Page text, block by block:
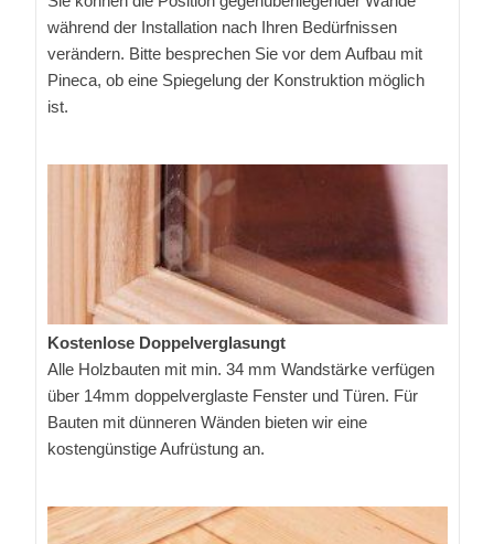
während der Installation nach Ihren Bedürfnissen
verändern. Bitte besprechen Sie vor dem Aufbau mit
Pineca, ob eine Spiegelung der Konstruktion möglich
ist.
Kostenlose Doppelverglasungt
Alle Holzbauten mit min. 34 mm Wandstärke verfügen
über 14mm doppelverglaste Fenster und Türen. Für
Bauten mit dünneren Wänden bieten wir eine
kostengünstige Aufrüstung an.